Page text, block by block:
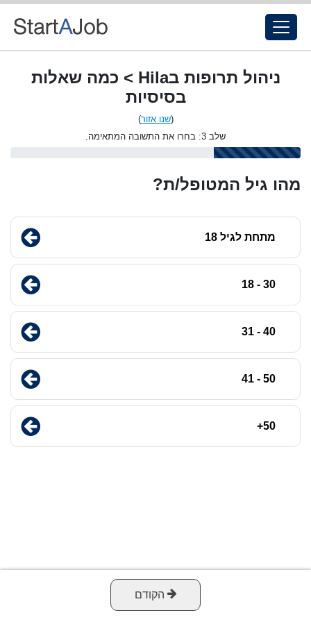
ניהול תרופות בHila > כמה שאלות
בסיסיות
(שנו אזור)
שלב 3: בחרו את התשובה המתאימה.
מהו גיל המטופל/ת?
מתחת לגיל 18
30 - 18
40 - 31
50 - 41
50+
הקודם